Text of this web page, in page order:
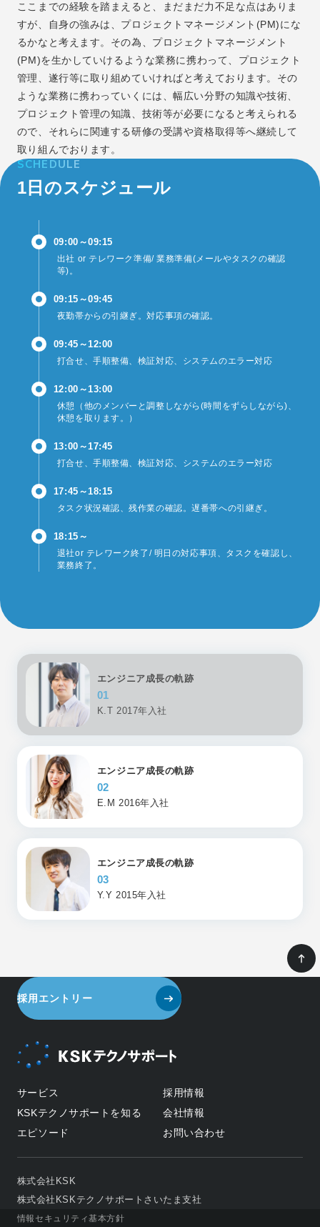
ここまでの経験を踏まえると、まだまだ力不足な点はありま
すが、自身の強みは、プロジェクトマネージメント(PM)にな
るかなと考えます。その為、プロジェクトマネージメント
(PM)を生かしていけるような業務に携わって、プロジェクト
管理、遂行等に取り組めていければと考えております。その
ような業務に携わっていくには、幅広い分野の知識や技術、
プロジェクト管理の知識、技術等が必要になると考えられる
ので、それらに関連する研修の受講や資格取得等へ継続して
取り組んでおります。
SCHEDULE
1日のスケジュール
09:00～09:15
出社 or テレワーク準備/ 業務準備(メールやタスクの確認
等)。
09:15～09:45
夜勤帯からの引継ぎ。対応事項の確認。
09:45～12:00
打合せ、手順整備、検証対応、システムのエラー対応
12:00～13:00
休憩（他のメンバーと調整しながら(時間をずらしながら)、
休憩を取ります。）
13:00～17:45
打合せ、手順整備、検証対応、システムのエラー対応
17:45～18:15
タスク状況確認、残作業の確認。遅番帯への引継ぎ。
18:15～
退社or テレワーク終了/ 明日の対応事項、タスクを確認し、
業務終了。
エンジニア成長の軌跡
01
K.T 2017年入社
エンジニア成長の軌跡
02
E.M 2016年入社
エンジニア成長の軌跡
03
Y.Y 2015年入社
採用エントリー
サービス
KSKテクノサポートを知る
エピソード
採用情報
会社情報
お問い合わせ
株式会社KSK
株式会社KSKテクノサポートさいたま支社
情報セキュリティ基本方針